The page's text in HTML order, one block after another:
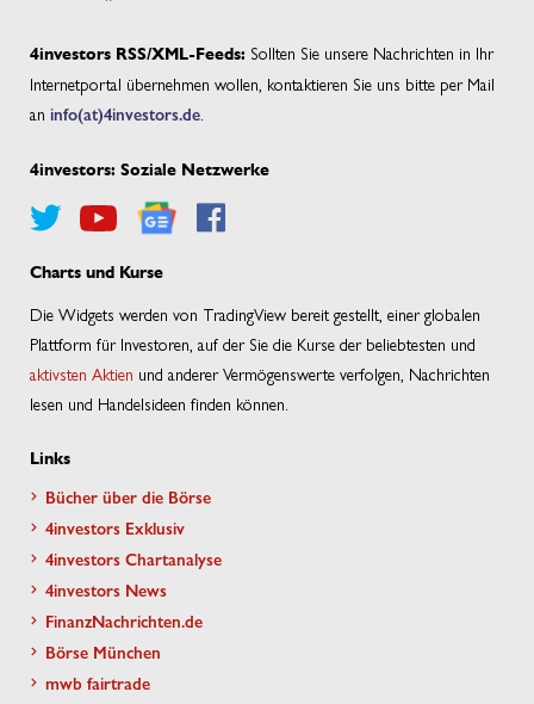
4investors RSS/XML-Feeds: Sollten Sie unsere Nachrichten in Ihr
Internetportal übernehmen wollen, kontaktieren Sie uns bitte per Mail
an info(at)4investors.de.
4investors: Soziale Netzwerke
Charts und Kurse
Die Widgets werden von TradingView bereit gestellt, einer globalen
Plattform für Investoren, auf der Sie die Kurse der beliebtesten und
aktivsten Aktien und anderer Vermögenswerte verfolgen, Nachrichten
lesen und Handelsideen finden können.
Links
Bücher über die Börse
4investors Exklusiv
4investors Chartanalyse
4investors News
FinanzNachrichten.de
Börse München
mwb fairtrade